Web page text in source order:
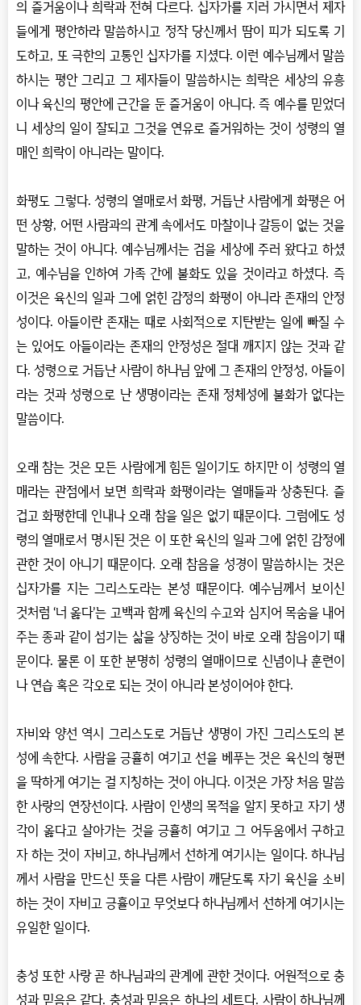
의 즐거움이나 희락과 전혀 다르다. 십자가를 지러 가시면서 제자
들에게 평안하라 말씀하시고 정작 당신께서 땀이 피가 되도록 기
도하고, 또 극한의 고통인 십자가를 지셨다. 이런 예수님께서 말씀
하시는 평안 그리고 그 제자들이 말씀하시는 희락은 세상의 유흥
이나 육신의 평안에 근간을 둔 즐거움이 아니다.즉 예수를 믿었더
니 세상의 일이 잘되고 그것을 연유로 즐거워하는 것이 성령의 열
매인 희락이 아니라는 말이다.
화평도 그렇다. 성령의 열매로서 화평, 거듭난 사람에게 화평은 어
떤 상황, 어떤 사람과의 관계 속에서도 마찰이나 갈등이 없는 것을
말하는 것이 아니다. 예수님께서는 검을 세상에 주러 왔다고 하셨
고, 예수님을 인하여 가족 간에 불화도 있을 것이라고 하셨다.즉
이것은 육신의 일과 그에 얽힌 감정의 화평이 아니라 존재의 안정
성이다. 아들이란 존재는 때로 사회적으로 지탄받는 일에 빠질 수
는 있어도 아들이라는 존재의 안정성은 절대 깨지지 않는 것과 같
다. 성령으로 거듭난 사람이 하나님 앞에 그 존재의 안정성, 아들이
라는 것과 성령으로 난 생명이라는 존재 정체성에 불화가 없다는
말씀이다.
오래 참는 것은 모든 사람에게 힘든 일이기도 하지만 이 성령의 열
매라는 관점에서 보면 희락과 화평이라는 열매들과 상충된다.즐
겁고 화평한데 인내나 오래 참을 일은 없기 때문이다. 그럼에도 성
령의 열매로서 명시된 것은 이 또한 육신의 일과 그에 얽힌 감정에
관한 것이 아니기 때문이다. 오래 참음을 성경이 말씀하시는 것은
십자가를 지는 그리스도라는 본성 때문이다. 예수님께서 보이신
것처럼‘너 옳다’는 고백과 함께 육신의 수고와 심지어 목숨을 내어
주는 종과 같이 섬기는 삶을 상징하는 것이 바로 오래 참음이기 때
문이다. 물론 이 또한 분명히 성령의 열매이므로 신념이나 훈련이
나 연습 혹은 각오로 되는 것이 아니라 본성이어야 한다.
자비와 양선 역시 그리스도로 거듭난 생명이 가진 그리스도의 본
성에 속한다. 사람을 긍휼히 여기고 선을 베푸는 것은 육신의 형편
을 딱하게 여기는 걸 지칭하는 것이 아니다. 이것은 가장 처음 말씀
한 사랑의 연장선이다.사람이 인생의 목적을 알지 못하고 자기 생
각이 옳다고 살아가는 것을 긍휼히 여기고 그 어두움에서 구하고
자 하는 것이 자비고, 하나님께서 선하게 여기시는 일이다. 하나님
께서 사람을 만드신 뜻을 다른 사람이 깨닫도록 자기 육신을 소비
하는 것이 자비고 긍휼이고 무엇보다 하나님께서 선하게 여기시는
유일한 일이다.
충성 또한 사랑 곧 하나님과의 관계에 관한 것이다. 어원적으로 충
성과 믿음은 같다. 충성과 믿음은 하나의 세트다. 사람이 하나님께